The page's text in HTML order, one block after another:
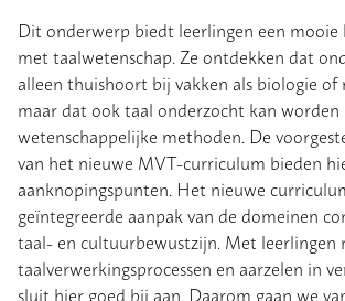
Dit onderwerp biedt leerlingen een mooie
met taalwetenschap. Ze ontdekken dat
alleen thuishoort bij vakken als biologie
maar dat ook taal onderzocht kan worden
wetenschappelijke methoden. De
van het nieuwe MVT-curriculum bieden
aanknopingspunten. Het nieuwe
geïntegreerde aanpak van de domeinen
taal- en cultuurbewustzijn. Met leerlingen
taalverwerkingsprocessen en aarzelen in
sluit hier goed bij aan. Daarom gaan we